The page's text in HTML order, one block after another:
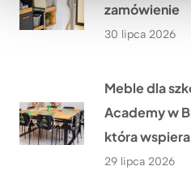
zamówienie
30 lipca 2026
Meble dla
Academy w
która
29 lipca 2026